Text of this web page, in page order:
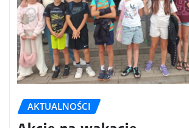
AKTUALNOŚCI